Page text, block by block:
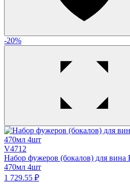
-20%
V4712
Набор фужеров (бокалов) для
470мл 4шт
1 729.55 ₽